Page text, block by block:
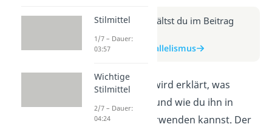
Weitere Infos erhältst du im Beitrag
zum Video
zum Beitrag: Parallelismus
In diesem Video wird erklärt, was
Parallelismus ist und wie du ihn in
deinen Texten verwenden kannst. Der
Stilmittel
1/7 – Dauer:
03:57
Wichtige
Stilmittel
2/7 – Dauer:
04:24